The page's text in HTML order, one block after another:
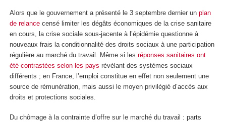
Alors que le gouvernement a présenté le 3 septembre dernier un plan
de relance censé limiter les dégâts économiques de la crise sanitaire
en cours, la crise sociale sous-jacente à l’épidémie questionne à
nouveaux frais la conditionnalité des droits sociaux à une participation
régulière au marché du travail. Même si les réponses sanitaires ont
été contrastées selon les pays révélant des systèmes sociaux
différents ; en France, l’emploi constitue en effet non seulement une
source de rémunération, mais aussi le moyen privilégié d’accès aux
droits et protections sociales.
Du chômage à la contrainte d’offre sur le marché du travail : parts